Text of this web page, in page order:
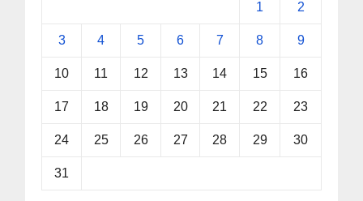
1 2
3 4 5 6 7 8 9
10 11 12 13 14 15 16
17 18 19 20 21 22 23
24 25 26 27 28 29 30
31